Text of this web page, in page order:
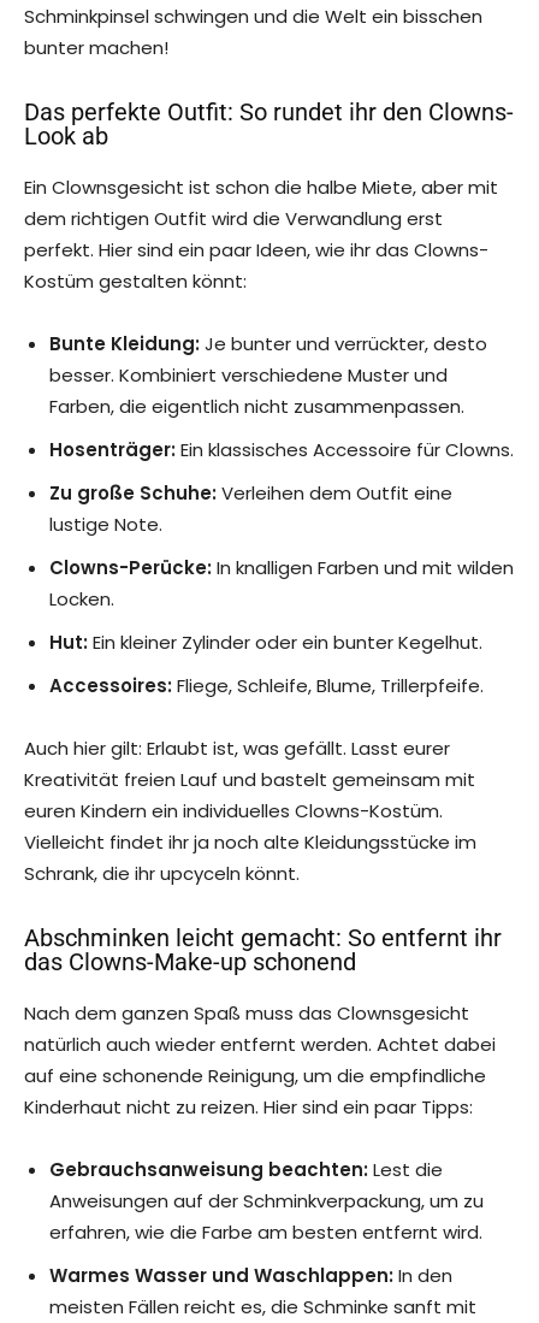
Schminkpinsel schwingen und die Welt ein bisschen
bunter machen!
Das perfekte Outfit: So rundet ihr den Clowns-
Look ab
Ein Clownsgesicht ist schon die halbe Miete, aber mit
dem richtigen Outfit wird die Verwandlung erst
perfekt. Hier sind ein paar Ideen, wie ihr das Clowns-
Kostüm gestalten könnt:
Bunte Kleidung:Je bunter und verrückter, desto
besser. Kombiniert verschiedene Muster und
Farben, die eigentlich nicht zusammenpassen.
Hosenträger:Ein klassisches Accessoire für Clowns.
Zu große Schuhe:Verleihen dem Outfit eine
lustige Note.
Clowns-Perücke:In knalligen Farben und mit wilden
Locken.
Hut:Ein kleiner Zylinder oder ein bunter Kegelhut.
Accessoires:Fliege, Schleife, Blume, Trillerpfeife.
Auch hier gilt: Erlaubt ist, was gefällt. Lasst eurer
Kreativität freien Lauf und bastelt gemeinsam mit
euren Kindern ein individuelles Clowns-Kostüm.
Vielleicht findet ihr ja noch alte Kleidungsstücke im
Schrank, die ihr upcyceln könnt.
Abschminken leicht gemacht: So entfernt ihr
das Clowns-Make-up schonend
Nach dem ganzen Spaß muss das Clownsgesicht
natürlich auch wieder entfernt werden. Achtet dabei
auf eine schonende Reinigung, um die empfindliche
Kinderhaut nicht zu reizen. Hier sind ein paar Tipps:
Gebrauchsanweisung beachten:Lest die
Anweisungen auf der Schminkverpackung, um zu
erfahren, wie die Farbe am besten entfernt wird.
Warmes Wasser und Waschlappen:In den
meisten Fällen reicht es, die Schminke sanft mit